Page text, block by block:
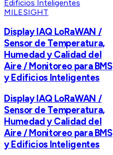
MILESIGHT
Display IAQ LoRaWAN /
Sensor de Temperatura,
Humedad y Calidad del
Aire / Monitoreo para BMS
y Edificios Inteligentes
Display IAQ LoRaWAN /
Sensor de Temperatura,
Humedad y Calidad del
Aire / Monitoreo para BMS
y Edificios Inteligentes